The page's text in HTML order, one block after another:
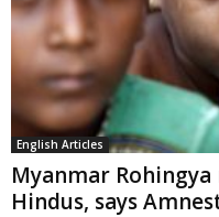
English Articles
Myanmar
Hindus, says